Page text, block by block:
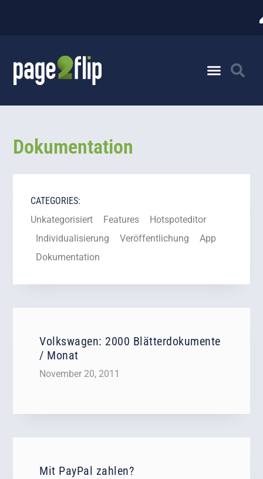
Dokumentation
CATEGORIES:
Unkategorisiert
Features
Hotspoteditor
Individualisierung
Veröffentlichung
App
Dokumentation
Volkswagen: 2000 Blätterdokumente
/ Monat
November 20, 2011
Mit PayPal zahlen?